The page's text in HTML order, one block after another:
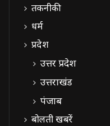
तकनीकी
धर्म
प्रदेश
उत्तर प्रदेश
उत्तराखंड
पंजाब
बोलती खबरें